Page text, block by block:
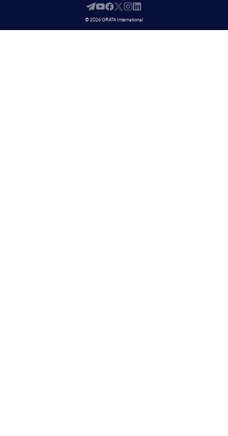
© 2026 GRATA International